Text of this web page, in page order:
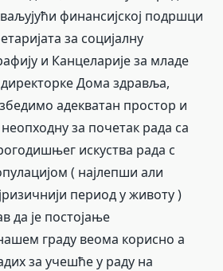
финансијској подршци
за социјалну
и Канцеларије за младе
Дома здравља,
адекватан простор и
за почетак рада са
искуства рада с
( најлепши али
период у животу )
да је постојање
граду веома корисно а
за учешће у раду на